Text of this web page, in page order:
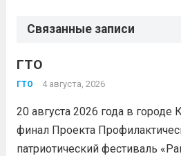
Связанные записи
ГТО
ГТО 4 августа, 2026
20 августа 2026 года в городе
финал Проекта
патриотический фестиваль